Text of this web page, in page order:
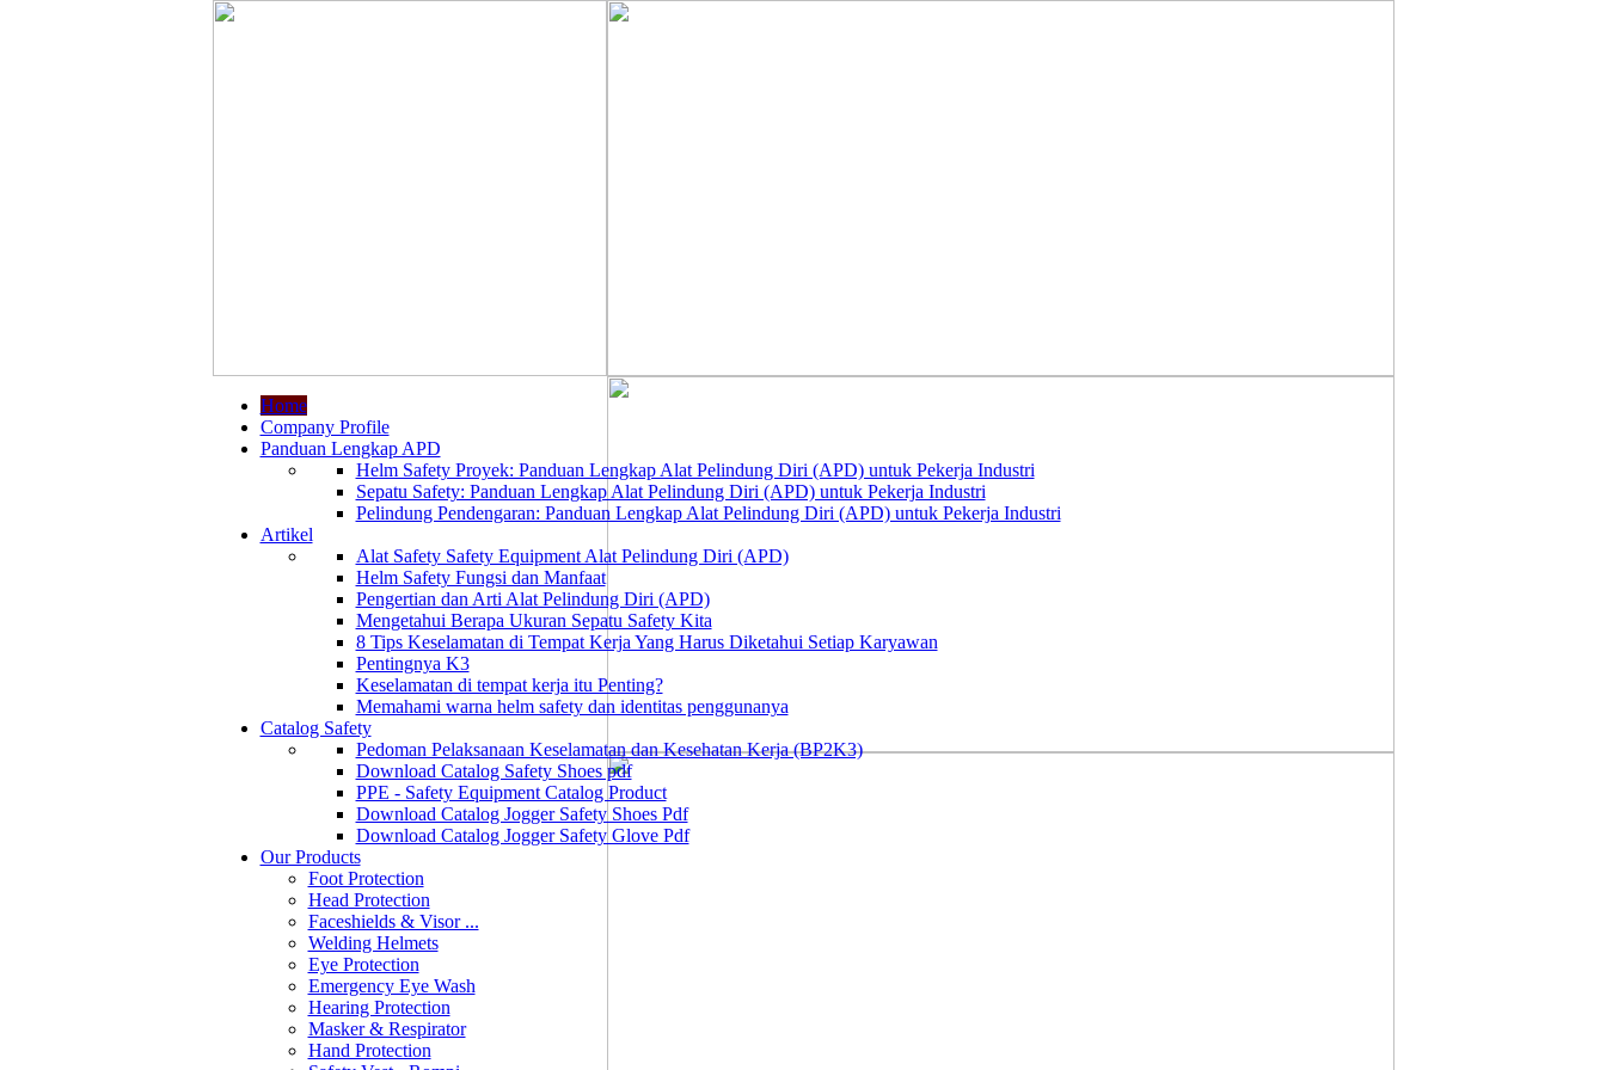
Home
Company Profile
Panduan Lengkap APD
Helm Safety Proyek: Panduan Lengkap Alat Pelindung Diri (APD) untuk Pekerja Industri
Sepatu Safety: Panduan Lengkap Alat Pelindung Diri (APD) untuk Pekerja Industri
Pelindung Pendengaran: Panduan Lengkap Alat Pelindung Diri (APD) untuk Pekerja Industri
Artikel
Alat Safety Safety Equipment Alat Pelindung Diri (APD)
Helm Safety Fungsi dan Manfaat
Pengertian dan Arti Alat Pelindung Diri (APD)
Mengetahui Berapa Ukuran Sepatu Safety Kita
8 Tips Keselamatan di Tempat Kerja Yang Harus Diketahui Setiap Karyawan
Pentingnya K3
Keselamatan di tempat kerja itu Penting?
Memahami warna helm safety dan identitas penggunanya
Catalog Safety
Pedoman Pelaksanaan Keselamatan dan Kesehatan Kerja (BP2K3)
Download Catalog Safety Shoes pdf
PPE - Safety Equipment Catalog Product
Download Catalog Jogger Safety Shoes Pdf
Download Catalog Jogger Safety Glove Pdf
Our Products
Foot Protection
Head Protection
Faceshields & Visor ...
Welding Helmets
Eye Protection
Emergency Eye Wash
Hearing Protection
Masker & Respirator
Hand Protection